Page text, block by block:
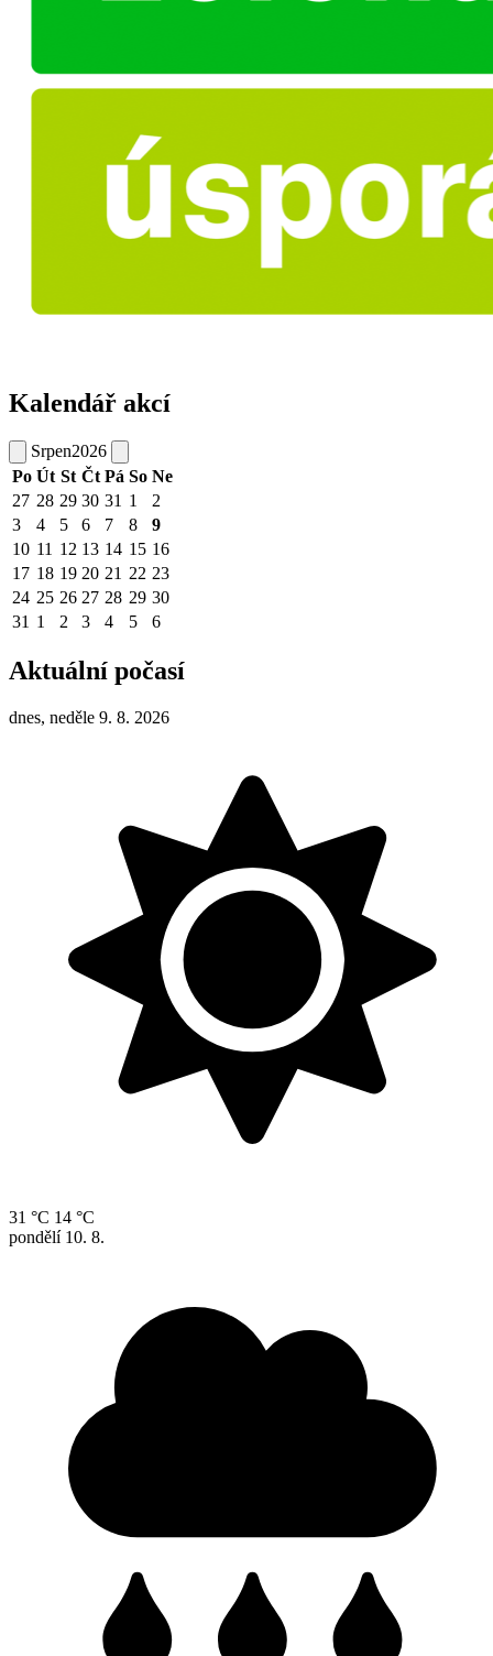
Kalendář akcí
Srpen2026
Po Út St Čt Pá So Ne
27 28 29 30 31 1
2
3
4 5 6 7 8
9
10 11 12 13 14 15 16
17 18 19 20 21 22 23
24 25 26 27 28 29 30
31 1 2 3 4 5 6
Aktuální počasí
dnes, neděle 9. 8. 2026
31 °C 14 °C
pondělí 10. 8.